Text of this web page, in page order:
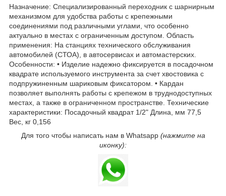
Назначение: Специализированный переходник с шарнирным
механизмом для удобства работы с крепежными
соединениями под различными углами, что особенно
актуально в местах с ограниченным доступом. Область
применения: На станциях технического обслуживания
автомобилей (СТОА), в автосервисах и автомастерских.
Особенности: • Изделие надежно фиксируется в посадочном
квадрате используемого инструмента за счет хвостовика с
подпружиненным шариковым фиксатором. • Кардан
позволяет выполнять работы с крепежом в труднодоступных
местах, а также в ограниченном пространстве. Технические
характеристики: Посадочный квадрат 1/2" Длина, мм 77,5
Вес, кг 0,156
Для того чтобы написать нам в Whatsapp (нажмите на
иконку):